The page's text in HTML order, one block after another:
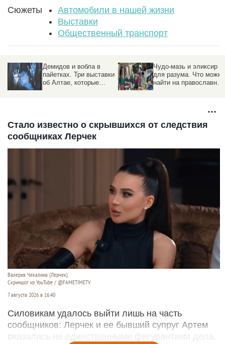
Сюжеты
Автомобили в нашей жизни
Выставки
Общественный транспорт
Демидов и вобла в
пайетках. Три выставки
об Алтае, которые
Чудо-мазь и эликсир
для разума. Что можно
найти на православной
Стало известно о скрывшихся от следствия
сообщниках Лерчек
Валерия Чекалина (Лерчек).
Скриншот из YouTube / @FAMETIMETV
7 августа 2026 в 16:40
Силовикам удалось выйти лишь на часть
сообщников: Лерчек и ее бывший супруг Артем
оказались не единственными фигурантами дела.